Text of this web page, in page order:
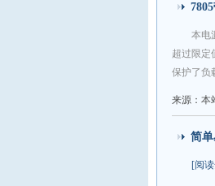
本电
超过限定
保护了负
来源：本
简
[阅